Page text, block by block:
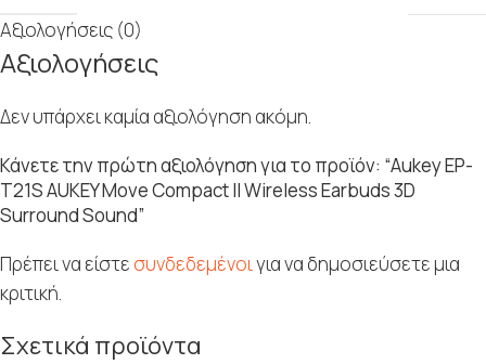
Αξιολογήσεις (0)
Αξιολογήσεις
Δεν υπάρχει καμία αξιολόγηση ακόμη.
Κάνετε την πρώτη αξιολόγηση για το προϊόν: “Aukey EP-
T21S AUKEY Move Compact II Wireless Earbuds 3D
Surround Sound”
Πρέπει να είστε συνδεδεμένοιγια να δημοσιεύσετε μια
κριτική.
Σχετικά προϊόντα